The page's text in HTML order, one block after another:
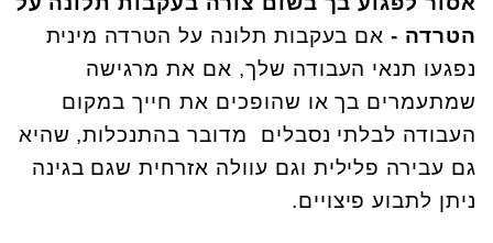
הטרדה -אם בעקבות תלונה על הטרדה מינית
נפגעו תנאי העבודה שלך, אם את מרגישה
שמתעמרים בך או שהופכים את חייך במקום
העבודה לבלתי נסבלים מדובר בהתנכלות, שהיא
גם עבירה פלילית וגם עוולה אזרחית שגם בגינה
ניתן לתבוע פיצויים.